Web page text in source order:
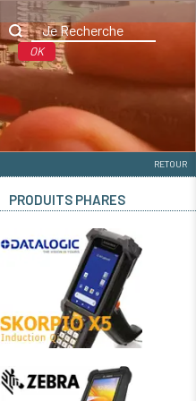
OK
RETOUR
PRODUITS PHARES